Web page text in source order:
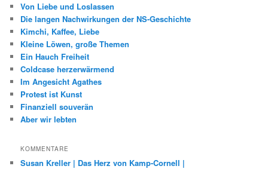
Von Liebe und Loslassen
Die langen Nachwirkungen der NS-Geschichte
Kimchi, Kaffee, Liebe
Kleine Löwen, große Themen
Ein Hauch Freiheit
Coldcase herzerwärmend
Im Angesicht Agathes
Protest ist Kunst
Finanziell souverän
Aber wir lebten
KOMMENTARE
Susan Kreller | Das Herz von Kamp-Cornell |